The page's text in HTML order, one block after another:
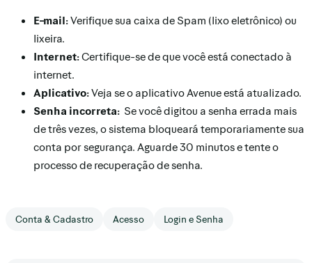
E-mail:Verifique sua caixa de Spam (lixo eletrônico) ou
lixeira.
Internet:Certifique-se de que você está conectado à
internet.
Aplicativo:Veja se o aplicativo Avenue está atualizado.
Senha incorreta: Se você digitou a senha errada mais
de três vezes, o sistema bloqueará temporariamente sua
conta por segurança. Aguarde 30 minutos e tente o
processo de recuperação de senha.
Conta & Cadastro Acesso Login e Senha